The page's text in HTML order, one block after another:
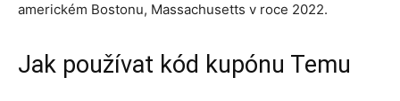
americkém Bostonu, Massachusetts v roce 2022.
Jak používat kód kupónu Temu